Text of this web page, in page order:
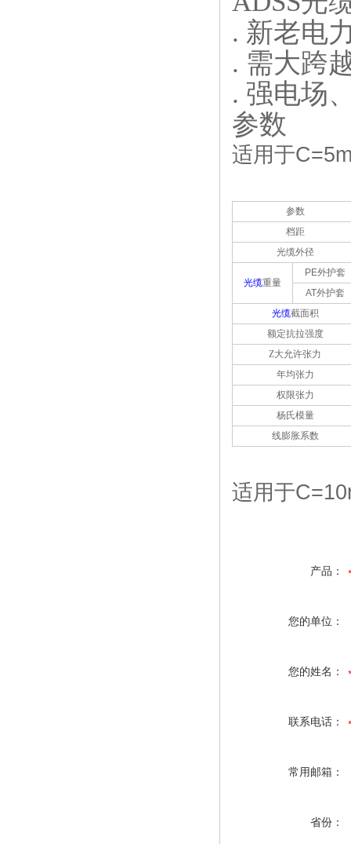
. 新老电
. 需大跨
. 强电场
参数
适用于
参数
档距
光缆外径
光缆重量
PE外护套
AT外护套
光缆截面积
额定抗拉强度
Z大允许张力
年均张力
权限张力
杨氏模量
线膨胀系数
适用于
产品：
您的单位：
您的姓名：
联系电话：
常用邮箱：
省份：